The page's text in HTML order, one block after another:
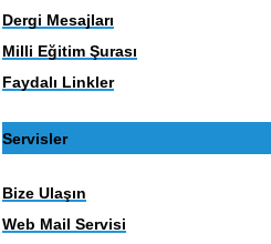
Dergi Mesajları
Milli Eğitim Şurası
Faydalı Linkler
Servisler
Bize Ulaşın
Web Mail Servisi